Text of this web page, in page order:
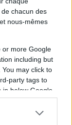
chacun des
nous-mêmes
or more Google
including but
may click to
party tags to
in below Google
sur Canal+